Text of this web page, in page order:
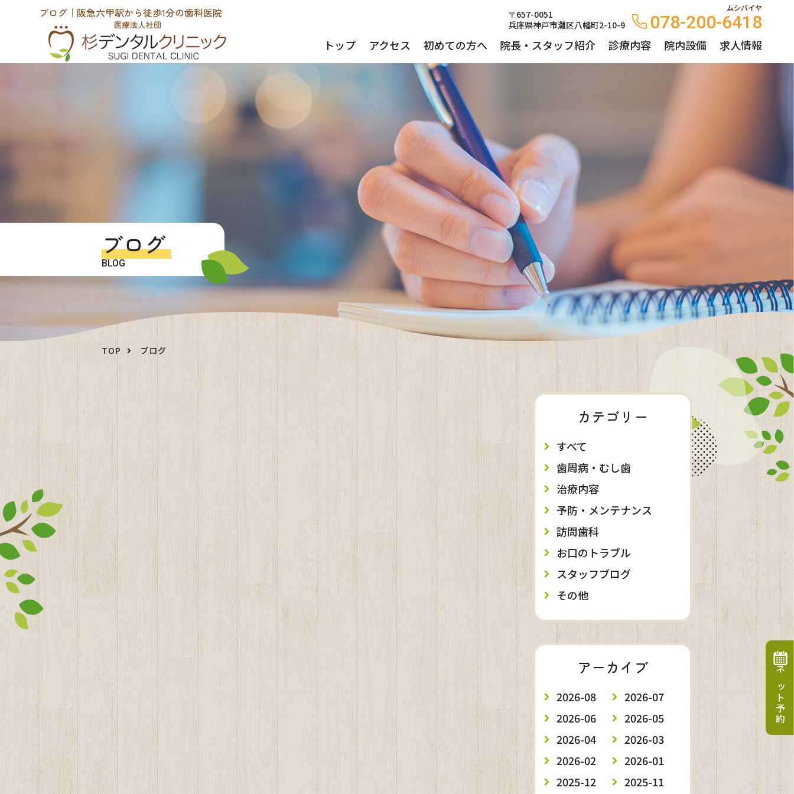
ブログ｜阪急六甲駅から徒歩1分の歯科医院
〒657-0051
兵庫県神戸市灘区八幡町2-10-9
ムシバイヤ
078-200-6418
トップ アクセス 初めての方へ 院長・スタッフ紹介 診療内容 院内設備 求人情報
ブログ
BLOG
TOP ブログ
カテゴリー
すべて
歯周病・むし歯
治療内容
予防・メンテナンス
訪問歯科
お口のトラブル
スタッフブログ
その他
アーカイブ
2026-08
2026-07
2026-06
2026-05
2026-04
2026-03
2026-02
2026-01
2025-12
2025-11
ネット予約